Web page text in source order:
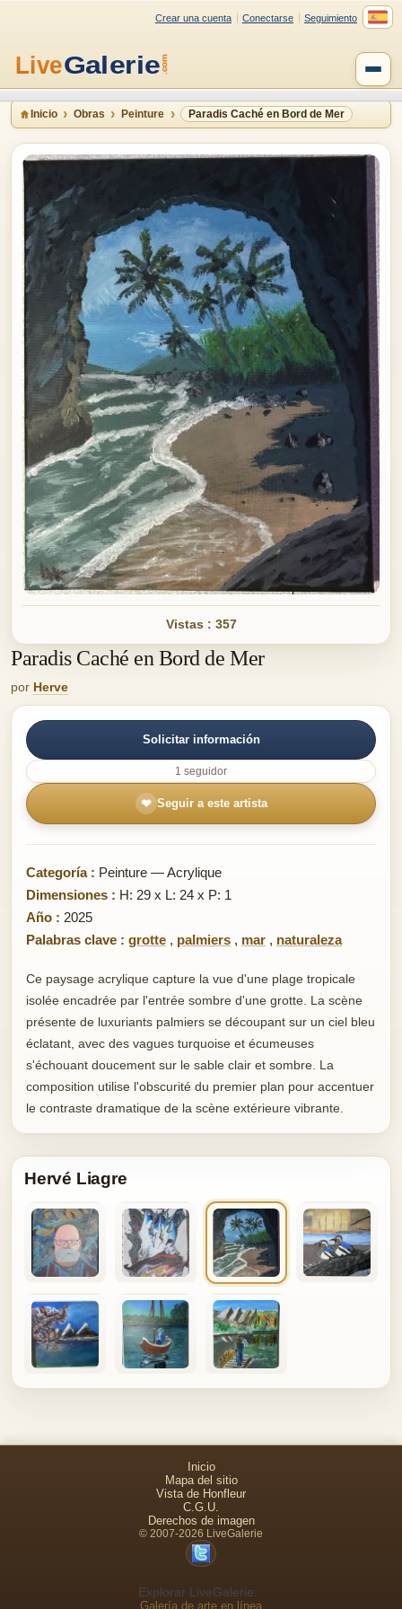
Crear una cuenta Conectarse Seguimiento
Inicio Obras Peinture Paradis Caché en Bord de Mer
Vistas : 357
Paradis Caché en Bord de Mer
por Herve
Solicitar información
1 seguidor
❤ Seguir a este artista
Categoría : Peinture — Acrylique
Dimensiones : H: 29 x L: 24 x P: 1
Año : 2025
Palabras clave : grotte , palmiers , mar , naturaleza
Ce paysage acrylique capture la vue d'une plage tropicale
isolée encadrée par l'entrée sombre d'une grotte. La scène
présente de luxuriants palmiers se découpant sur un ciel bleu
éclatant, avec des vagues turquoise et écumeuses
s'échouant doucement sur le sable clair et sombre. La
composition utilise l'obscurité du premier plan pour accentuer
le contraste dramatique de la scène extérieure vibrante.
Hervé Liagre
Inicio
Mapa del sitio
Vista de Honfleur
C.G.U.
Derechos de imagen
© 2007-2026 LiveGalerie
Explorar LiveGalerie:
Galería de arte en línea